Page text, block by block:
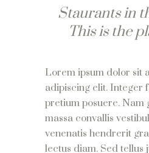
Staurants in
This is the
Lorem ipsum dolor sit
adipiscing elit. Integer
pretium posuere. Nam
massa convallis
venenatis hendrerit
lectus diam. Sed tellus